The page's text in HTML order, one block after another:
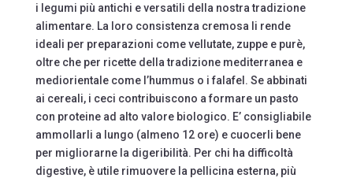
i legumi più antichi e versatili della nostra tradizione
alimentare. La loro consistenza cremosa li rende
ideali per preparazioni come vellutate, zuppe e purè,
oltre che per ricette della tradizione mediterranea e
mediorientale come l’hummus o i falafel. Se abbinati
ai cereali, i ceci contribuiscono a formare un pasto
con proteine ad alto valore biologico. E’ consigliabile
ammollarli a lungo (almeno 12 ore) e cuocerli bene
per migliorarne la digeribilità. Per chi ha difficoltà
digestive, è utile rimuovere la pellicina esterna, più